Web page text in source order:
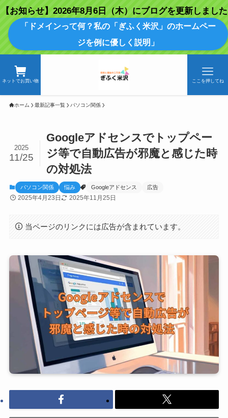
【お知らせ】2026年8月6日（木）にブログを更新しました
「ドメインって何？私の「ぎふく米沢」のホームペー
ジを例に優しく説明」
ネットでお買い物 ここを押してね
ホーム 最新記事一覧 パソコン関係
Googleアドセンスでトップペー
ジ等で自動広告が邪魔と感じた時
の対処法
2025
11/25
パソコン関係 悩み Googleアドセンス 広告
2025年4月23日 2025年11月25日
当ページのリンクには広告が含まれています。